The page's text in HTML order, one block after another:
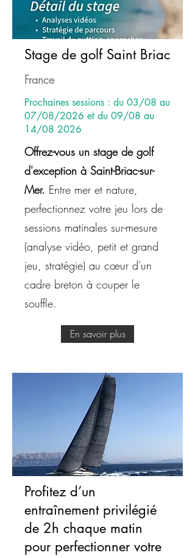
Stage de golf Saint Briac
France
Prochaines sessions : du 03/08 au
07/08/2026 et du 09/08 au
14/08 2026
Offrez-vous un stage de golf
d'exception à Saint-Briac-sur-
Mer. Entre mer et nature,
perfectionnez votre jeu lors de
sessions matinales sur-mesure
(analyse vidéo, petit et grand
jeu, stratégie) au cœur d'un
cadre breton à couper le
souffle.
En savoir plus
Profitez d’un
entraînement privilégié
de 2h chaque matin
pour perfectionner votre